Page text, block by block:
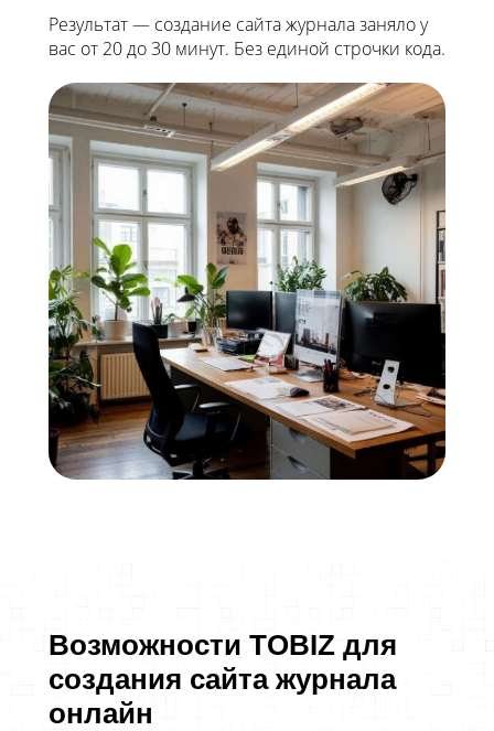
Результат — создание сайта журнала заняло у
вас от 20 до 30 минут. Без единой строчки кода.
Возможности TOBIZ для
создания сайта журнала
онлайн